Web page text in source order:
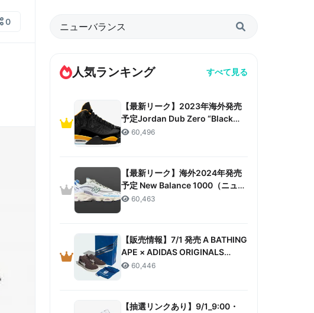
0
人気ランキング すべて見る
【最新リーク】2023年海外発売
予定Jordan Dub Zero “Black
Taxi”リーク情報まとめ
60,496
【最新リーク】海外2024年発売
予定 New Balance 1000（ニュー
バランス 1000）リーク情報まと
60,463
【販売情報】7/1 発売 A BATHING
APE × ADIDAS ORIGINALS
CAMPUS 80S “30TH
60,446
【抽選リンクあり】9/1_9:00・